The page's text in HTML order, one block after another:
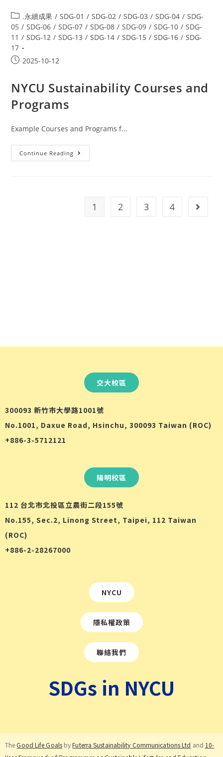
.永續成果 / SDG-01 / SDG-02 / SDG-03 / SDG-04 / SDG-
05 / SDG-06 / SDG-07 / SDG-08 / SDG-09 / SDG-10 / SDG-
11 / SDG-12 / SDG-13 / SDG-14 / SDG-15 / SDG-16 / SDG-
17
2025-10-12
NYCU Sustainability Courses and
Programs
Example Courses and Programs f...
Continue Reading
1 2 3 4
交大校區
300093 新竹市大學路1001號
No.1001, Daxue Road, Hsinchu, 300093 Taiwan (ROC)
+886-3-5712121
陽明校區
112 台北市北投區立農街二段155號
No.155, Sec.2, Linong Street, Taipei, 112 Taiwan
(ROC)
+886-2-28267000
NYCU
隱私權政策
聯絡我們
SDGs in NYCU
TheGood Life GoalsbyFuterra Sustainability Communications Ltd and 10-